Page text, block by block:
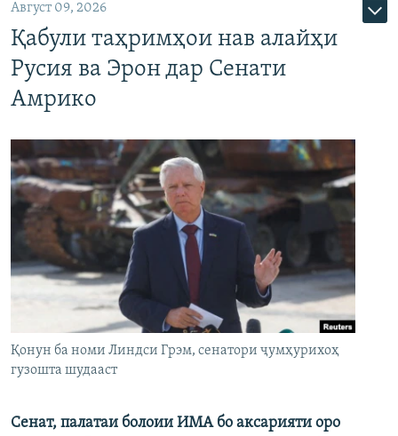
Август 09, 2026
Қабули таҳримҳои нав алайҳи
Русия ва Эрон дар Сенати
Амрико
Қонун ба номи Линдси Грэм, сенатори ҷумҳурихоҳ
гузошта шудааст
Сенат, палатаи болоии ИМА бо аксарияти оро